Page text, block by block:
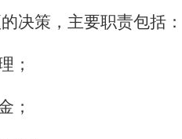
决策，主要职责包括：
；
；